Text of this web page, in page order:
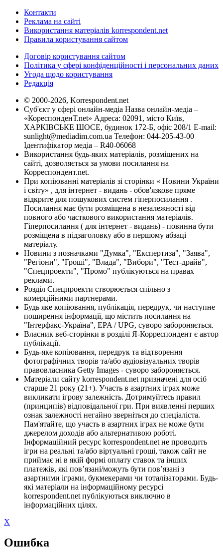
Контакти
Реклама на сайті
Використання матеріалів korrespondent.net
Правила користування сайтом
Договір користування сайтом
Політика у сфері конфіденційності і персональних даних
Угода щодо користування
Редакція
© 2000-2026, Korrespondent.net
Суб'єкт у сфері онлайн-медіа Назва онлайн-медіа –
«КореспонденТ.net» Адреса: 02091, місто Київ,
ХАРКІВСЬКЕ ШОСЕ, будинок 172-Б, офіс 208/1 E-mail:
sunlight@mediadim.com.ua Телефон: 044-205-43-00
Ідентифікатор медіа – R40-06068
Використання будь-яких матеріалів, розміщених на
сайті, дозволяється за умови посилання на
Корреспондент.net.
При копіюванні матеріалів зі сторінки « Новини України
і світу» , для інтернет - видань - обов'язкове пряме
відкрите для пошукових систем гіперпосилання .
Посилання має бути розміщена в незалежності від
повного або часткового використання матеріалів.
Гіперпосилання ( для інтернет - видань) - повинна бути
розміщена в підзаголовку або в першому абзаці
матеріалу.
Новини з позначками "Думка", "Експертиза", "Заява",
"Регіони", "Гроші", "Влада", "Вибори", "Тест-драйв",
"Спецпроекти", "Промо" публікуються на правах
реклами.
Розділ Спецпроекти створюється спільно з
комерційними партнерами.
Будь яке копіювання, публікація, передрук, чи наступне
поширення інформації, що містить посилання на
"Інтерфакс-Україна", EPA / UPG, суворо забороняється.
Власник веб-сторінки в розділі Я-Корреспондент є автор
публікації.
Будь-яке копіювання, передрук та відтворення
фотографічних творів та/або аудіовізуальних творів
правовласника Getty Images - суворо забороняється.
Матеріали сайту korrespondent.net призначені для осіб
старше 21 року (21+). Участь в азартних іграх може
викликати ігрову залежність. Дотримуйтесь правил
(принципів) відповідальної гри. При виявленні перших
ознак залежності негайно зверніться до спеціаліста.
Пам'ятайте, що участь в азартних іграх не може бути
джерелом доходів або альтернативою роботі.
Інформаційний ресурс korrespondent.net не проводить
ігри на реальні та/або віртуальні гроші, також сайт не
приймає ні в якій формі оплату ставок та інших
платежів, які пов’язані/можуть бути пов’язані з
азартними іграми, букмекерами чи тоталізаторами. Будь-
які матеріали на інформаційному ресурсі
korrespondent.net публікуються виключно в
інформаційних цілях.
X
Ошибка